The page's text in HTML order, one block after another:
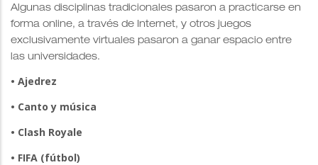
Algunas disciplinas tradicionales pasaron a practicarse en
forma online, a través de Internet, y otros juegos
exclusivamente virtuales pasaron a ganar espacio entre
las universidades.
• Ajedrez
• Canto y música
• Clash Royale
• FIFA (fútbol)